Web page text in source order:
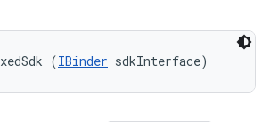
(IBinder sdkInterface)